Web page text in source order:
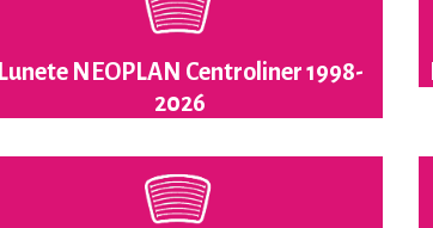
Lunete NEOPLAN Centroliner 1998-
2026